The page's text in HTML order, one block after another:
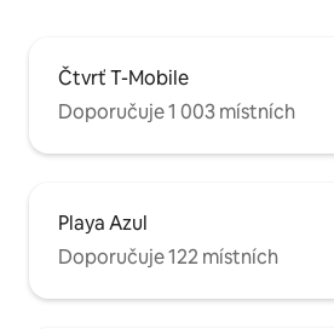
Čtvrť T-Mobile
Doporučuje 1 003 místních
Playa Azul
Doporučuje 122 místních